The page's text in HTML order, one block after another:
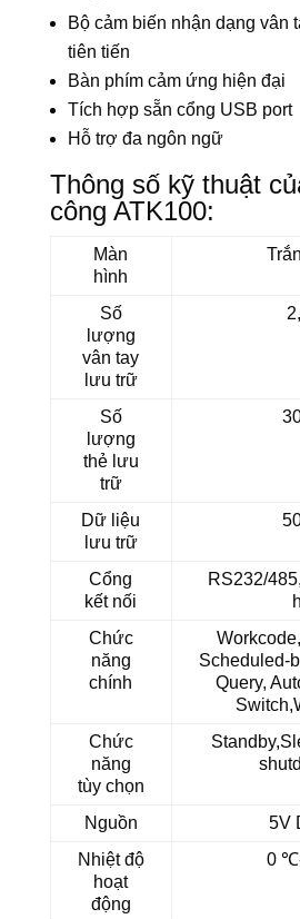
Bộ cảm biến nhận dạng vân
tiên tiến
Bàn phím cảm ứng hiện đại
Tích hợp sẵn cổng USB port
Hỗ trợ đa ngôn ngữ
Thông số kỹ thuật
công ATK100:
Màn
hình
Số
lượng
vân tay
lưu trữ
Số
lượng
thẻ lưu
trữ
Dữ liệu
lưu trữ
Cổng
kết nối
RS232/
Chức
năng
chính
Scheduled-
Query,
Chức
năng
tùy chọn
Nguồn
5V
Nhiệt độ
hoạt
động
0